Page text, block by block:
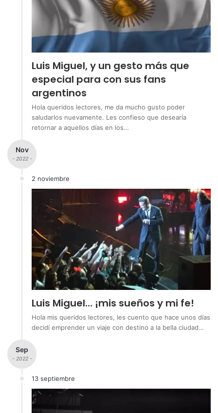
Luis Miguel, y un gesto más que
especial para con sus fans
argentinos
Hola queridos lectores, me da mucho gusto poder
saludarlos nuevamente. Les confieso que desearía
retornar a aquellos días en los…
Nov
- 2022 -
2 noviembre
Luis Miguel… ¡mis sueños y mi fe!
Hola mis queridos lectores, les cuento que hace unos días
decidí emprender un viaje con destino a la bella ciudad…
Sep
- 2022 -
13 septiembre